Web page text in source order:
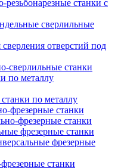
резьбонарезные станки с
сверлильные
отверстий под
сверлильные станки
по металлу
по металлу
фрезерные станки
фрезерные станки
фрезерные станки
фрезерные
станки